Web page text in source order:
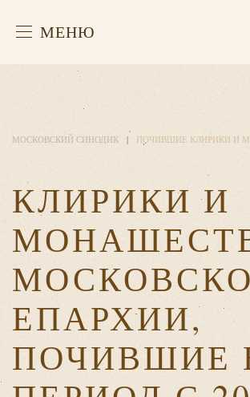
МЕНЮ
МОСКОВСКИЙ СИНОДИК ПОЧИВШИЕ КЛИРИКИ И
КЛИРИКИ И
ЕПАРХИИ,
ПОЧИВШИЕ